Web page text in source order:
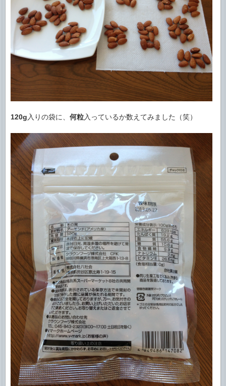
120g 入りの袋に、 何粒入っているか数えてみました（笑）